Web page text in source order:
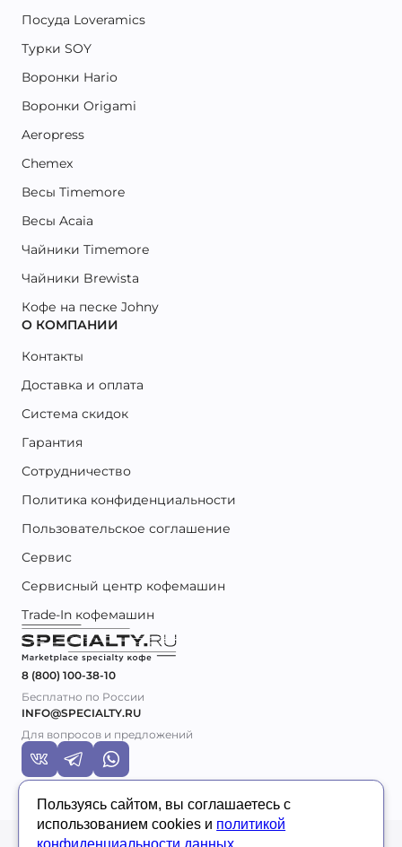
Пользуясь сайтом, вы соглашаетесь с
использованием cookies и политикой
конфиденциальности данных.
Посуда Loveramics
Турки SOY
Воронки Hario
Воронки Origami
Aeropress
Chemex
Весы Timemore
Весы Acaia
Чайники Timemore
Чайники Brewista
Кофе на песке Johny
О КОМПАНИИ
Контакты
Доставка и оплата
Система скидок
Гарантия
Сотрудничество
Политика конфиденциальности
Пользовательское соглашение
Сервис
Сервисный центр кофемашин
Trade-In кофемашин
8 (800) 100-38-10
Бесплатно по России
INFO@SPECIALTY.RU
Для вопросов и предложений
© 2026 Specialty.ru